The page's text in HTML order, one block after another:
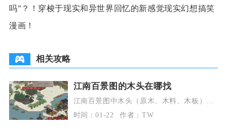
吗”？！穿梭于现实和异世界回忆的新感觉现实幻想搞笑
漫画！
相关攻略
江南百景图的木头在哪找
江南百景图中木头（原木、木料、木板）主
要靠林场生产原木、探险砍树得木料、锯木
厂加工木板三大
时间：01-22 作者：TW